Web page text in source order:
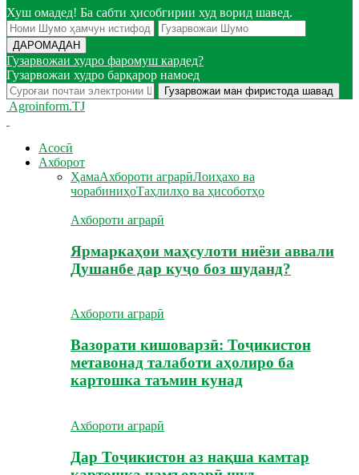
Хуш омадед! Ба сабти ҳисобгирии худ ворид шавед.
Гузарвожаи худро фаромуш кардед?
Гузарвожаи худро барқарор намоед
Agroinform.TJ
Асосӣ
Ахборот
ҲамаАхбороти аграрӣЛоиҳахо ва
чорабиниҳоТаҳлилҳо ва ҳисоботҳо
Ахбороти аграрӣ
Ярмаркаҳои маҳсулоти ниёзи аввали
Душанбе дар куҷо боз шуданд?
Ахбороти аграрӣ
Вазорати кишоварзӣ: Тоҷикистон
метавонад талаботи аҳолиро ба
картошка таъмин кунад
Ахбороти аграрӣ
Дар Тоҷикистон аз нақша камтар